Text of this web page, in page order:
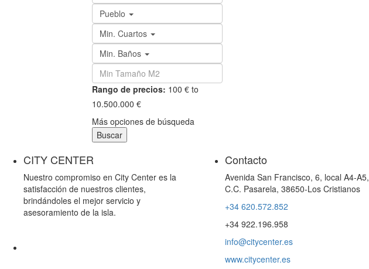
Pueblo
Min. Cuartos
Min. Baños
Rango de precios: 100 € to
10.500.000 €
Más opciones de búsqueda
Buscar
CITY CENTER
Nuestro compromiso en City Center es la
satisfacción de nuestros clientes,
brindándoles el mejor servicio y
asesoramiento de la isla.
Contacto
Avenida San Francisco, 6, local A4-A5,
C.C. Pasarela, 38650-Los Cristianos
+34 620.572.852
+34 922.196.958
info@citycenter.es
www.citycenter.es